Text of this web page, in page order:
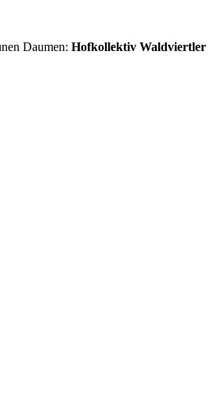
Daumen: Hofkollektiv Waldviertler